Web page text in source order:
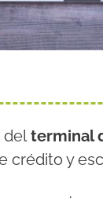
delterminal
y